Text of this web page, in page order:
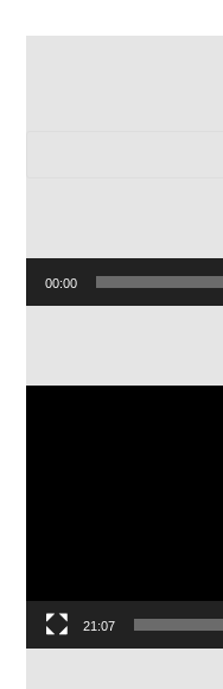
00:00
21:07